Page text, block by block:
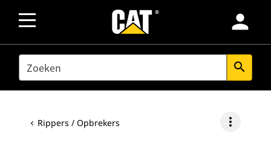
person
SEARCH search
Rippers / Opbrekers more_vert